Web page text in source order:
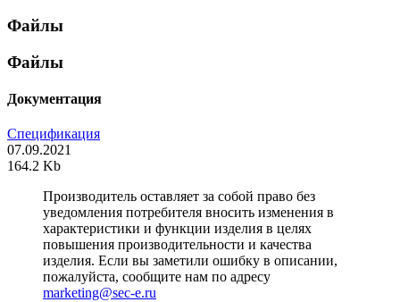
Файлы
Файлы
Документация
Спецификация
07.09.2021
164.2 Kb
Производитель оставляет за собой право без
уведомления потребителя вносить изменения в
характеристики и функции изделия в целях
повышения производительности и качества
изделия. Если вы заметили ошибку в описании,
пожалуйста, сообщите нам по адресу
marketing@sec-e.ru